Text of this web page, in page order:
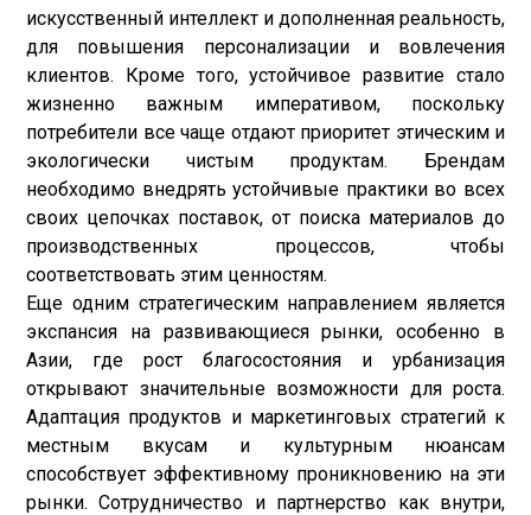
искусственный интеллект и дополненная реальность,
для повышения персонализации и вовлечения
клиентов. Кроме того, устойчивое развитие стало
жизненно важным императивом, поскольку
потребители все чаще отдают приоритет этическим и
экологически чистым продуктам. Брендам
необходимо внедрять устойчивые практики во всех
своих цепочках поставок, от поиска материалов до
производственных процессов, чтобы
соответствовать этим ценностям.
Еще одним стратегическим направлением является
экспансия на развивающиеся рынки, особенно в
Азии, где рост благосостояния и урбанизация
открывают значительные возможности для роста.
Адаптация продуктов и маркетинговых стратегий к
местным вкусам и культурным нюансам
способствует эффективному проникновению на эти
рынки. Сотрудничество и партнерство как внутри,